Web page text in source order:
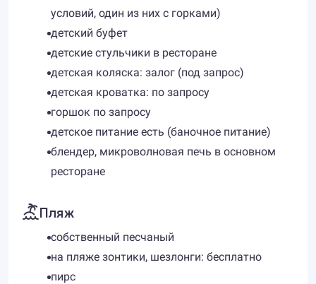
условий, один из них с горками)
детский буфет
детские стульчики в ресторане
детская коляска: залог (под запрос)
детская кроватка: по запросу
горшок по запросу
детское питание есть (баночное питание)
блендер, микроволновая печь в основном
ресторане
Пляж
собственный песчаный
на пляже зонтики, шезлонги: бесплатно
пирс